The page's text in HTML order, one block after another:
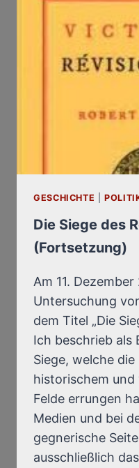
GESCHICHTE |
Die Siege des
(Fortsetzung)
Am 11.
Untersuchung
dem Titel „Die
Ich beschrieb als
Siege, welche
historischem
Felde errungen
Medien und bei
gegnerische
ausschließlich